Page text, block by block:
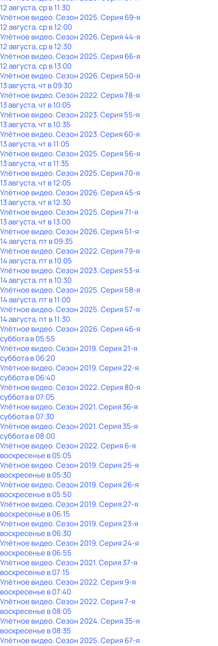
12 августа, ср в 11:30
Улётное видео. Сезон 2025. Серия 69-я
12 августа, ср в 12:00
Улётное видео. Сезон 2026. Серия 44-я
12 августа, ср в 12:30
Улётное видео. Сезон 2025. Серия 66-я
12 августа, ср в 13:00
Улётное видео. Сезон 2026. Серия 50-я
13 августа, чт в 09:30
Улётное видео. Сезон 2022. Серия 78-я
13 августа, чт в 10:05
Улётное видео. Сезон 2023. Серия 55-я
13 августа, чт в 10:35
Улётное видео. Сезон 2023. Серия 60-я
13 августа, чт в 11:05
Улётное видео. Сезон 2025. Серия 56-я
13 августа, чт в 11:35
Улётное видео. Сезон 2025. Серия 70-я
13 августа, чт в 12:05
Улётное видео. Сезон 2026. Серия 45-я
13 августа, чт в 12:30
Улётное видео. Сезон 2025. Серия 71-я
13 августа, чт в 13:00
Улётное видео. Сезон 2026. Серия 51-я
14 августа, пт в 09:35
Улётное видео. Сезон 2022. Серия 79-я
14 августа, пт в 10:05
Улётное видео. Сезон 2023. Серия 53-я
14 августа, пт в 10:30
Улётное видео. Сезон 2025. Серия 58-я
14 августа, пт в 11:00
Улётное видео. Сезон 2025. Серия 57-я
14 августа, пт в 11:30
Улётное видео. Сезон 2026. Серия 46-я
субботав05:55
Улётное видео. Сезон 2019. Серия 21-я
субботав06:20
Улётное видео. Сезон 2019. Серия 22-я
субботав06:40
Улётное видео. Сезон 2022. Серия 80-я
субботав07:05
Улётное видео. Сезон 2021. Серия 36-я
субботав07:30
Улётное видео. Сезон 2021. Серия 35-я
субботав08:00
Улётное видео. Сезон 2022. Серия 6-я
воскресенье в05:05
Улётное видео. Сезон 2019. Серия 25-я
воскресенье в05:30
Улётное видео. Сезон 2019. Серия 26-я
воскресенье в05:50
Улётное видео. Сезон 2019. Серия 27-я
воскресенье в06:15
Улётное видео. Сезон 2019. Серия 23-я
воскресенье в06:30
Улётное видео. Сезон 2019. Серия 24-я
воскресенье в06:55
Улётное видео. Сезон 2021. Серия 37-я
воскресенье в07:15
Улётное видео. Сезон 2022. Серия 9-я
воскресенье в07:40
Улётное видео. Сезон 2022. Серия 7-я
воскресенье в08:05
Улётное видео. Сезон 2024. Серия 35-я
воскресенье в08:35
Улётное видео. Сезон 2025. Серия 67-я